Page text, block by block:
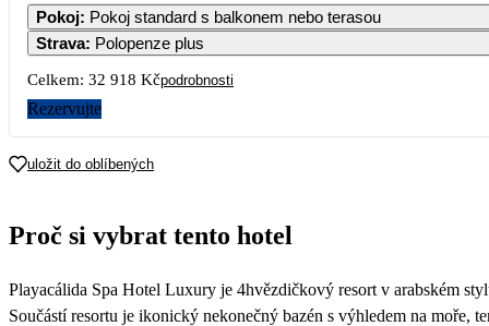
Pokoj:
Pokoj standard s balkonem nebo terasou
Strava: Polopenze plus
Celkem: 32 918 Kčpodrobnosti
Rezervujte
uložit do oblíbených
Proč si vybrat tento hotel
Playacálida Spa Hotel Luxury je 4hvězdičkový resort v arabském
Součástí resortu je ikonický nekonečný bazén s výhledem na moře,